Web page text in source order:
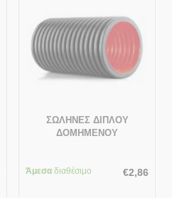
ΣΩΛΗΝΕΣ ΔΙΠΛΟΥ
ΔΟΜΗΜΕΝΟΥ
110/92.7
Άμεσα διαθέσιμο €2,86